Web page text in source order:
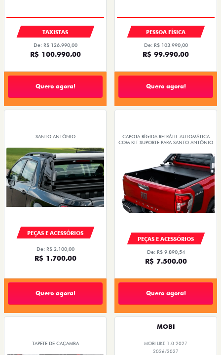
TAXISTAS
De: R$ 126.990,00
R$ 100.990,00
Quero agora!
PESSOA FÍSICA
De: R$ 103.990,00
R$ 99.990,00
Quero agora!
SANTO ANTÔNIO
PEÇAS E ACESSÓRIOS
De: R$ 2.100,00
R$ 1.700,00
Quero agora!
CAPOTA RÍGIDA RETRÁTIL AUTOMÁTICA
COM KIT SUPORTE PARA SANTO ANTÔNIO
PEÇAS E ACESSÓRIOS
De: R$ 9.890,54
R$ 7.500,00
Quero agora!
TAPETE DE CAÇAMBA
MOBI
MOBI LIKE 1.0 2027
2026/2027